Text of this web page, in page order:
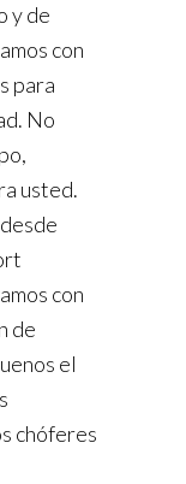
y de
con
para
No
usted.
con
de
el
chóferes